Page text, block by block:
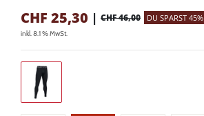
CHF 25,30 | CHF 46,00 DU SPARST 45%
inkl. 8.1 % MwSt.